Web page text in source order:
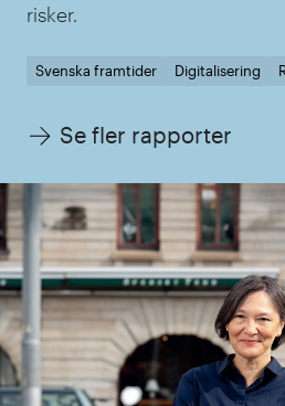
risker.
Svenska framtider Digitalisering
Se fler rapporter